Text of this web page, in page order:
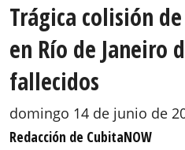
Trágica colisión
en Río de Janeiro
fallecidos
domingo 14 de junio de
Redacción de CubitaNOW